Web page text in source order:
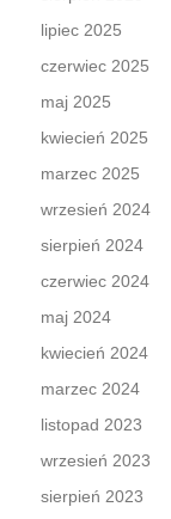
lipiec 2025
czerwiec 2025
maj 2025
kwiecień 2025
marzec 2025
wrzesień 2024
sierpień 2024
czerwiec 2024
maj 2024
kwiecień 2024
marzec 2024
listopad 2023
wrzesień 2023
sierpień 2023